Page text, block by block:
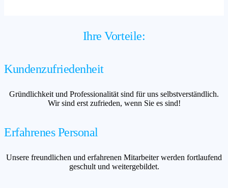
Ihre Vorteile:
Kundenzufriedenheit
Gründlichkeit und Professionalität sind für uns selbstverständlich.
Wir sind erst zufrieden, wenn Sie es sind!
Erfahrenes Personal
Unsere freundlichen und erfahrenen Mitarbeiter werden fortlaufend
geschult und weitergebildet.